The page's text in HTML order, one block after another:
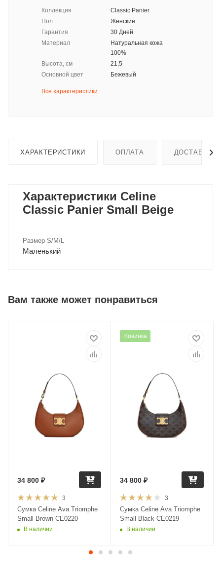
Коллекция
Classic Panier
Пол
Женские
Гарантия
30 Дней
Материал
Натуральная кожа
100%
Высота, см
21,5
Основной цвет
Бежевый
Все характеристики
ХАРАКТЕРИСТИКИ ОПЛАТА ДОСТАВКА
Характеристики Celine
Classic Panier Small Beige
Размер S/M/L
Маленький
Вам также может понравиться
3
Сумка Celine Ava Triomphe
Small Brown CE0220
В наличии
34 800 ₽
Новинка
3
Сумка Celine Ava Triomphe
Small Black CE0219
В наличии
34 800 ₽